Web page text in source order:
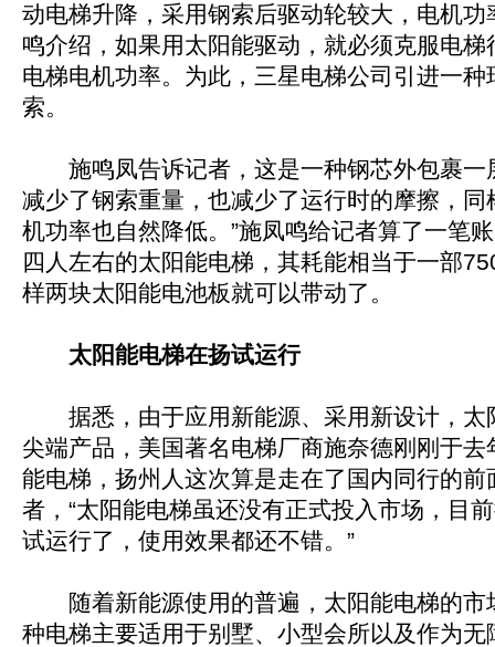
动电梯升降，采用钢索后驱动轮较大，电机功
鸣介绍，如果用太阳能驱动，就必须克服电
电梯电机功率。为此，三星电梯公司引进一
索。
施鸣凤告诉记者，这是一种钢芯外包裹一
减少了钢索重量，也减少了运行时的摩擦，同
机功率也自然降低。”施凤鸣给记者算了一笔
四人左右的太阳能电梯，其耗能相当于一部
样两块太阳能电池板就可以带动了。
太阳能电梯在扬试运行
据悉，由于应用新能源、采用新设计，太
尖端产品，美国著名电梯厂商施奈德刚刚于
能电梯，扬州人这次算是走在了国内同行的前
者，“太阳能电梯虽还没有正式投入市场，目
试运行了，使用效果都还不错。”
随着新能源使用的普遍，太阳能电梯的市
种电梯主要适用于别墅、小型会所以及作为无